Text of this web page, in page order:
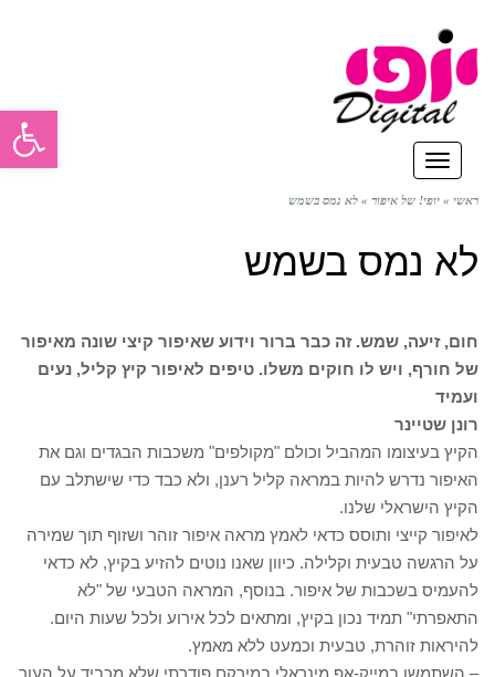
תפריט
ראשי » יופי! של איפור » לא נמס בשמש
לא נמס בשמש
חום, זיעה, שמש. זה כבר ברור וידוע שאיפור קיצי שונה מאיפור
של חורף, ויש לו חוקים משלו. טיפים לאיפור קיץ קליל, נעים
ועמיד
רונן שטיינר
הקיץ בעיצומו המהביל וכולם "מקולפים" משכבות הבגדים וגם את
האיפור נדרש להיות במראה קליל רענן, ולא כבד כדי שישתלב עם
הקיץ הישראלי שלנו.
לאיפור קייצי ותוסס כדאי לאמץ מראה איפור זוהר ושזוף תוך שמירה
על הרגשה טבעית וקלילה. כיוון שאנו נוטים להזיע בקיץ, לא כדאי
להעמיס בשכבות של איפור. בנוסף, המראה הטבעי של "לא
התאפרתי" תמיד נכון בקיץ, ומתאים לכל אירוע ולכל שעות היום.
להיראות זוהרת, טבעית וכמעט ללא מאמץ.
– השתמשו במייק-אפ מינראלי במירקם פודרתי שלא מכביד על העור
פתח